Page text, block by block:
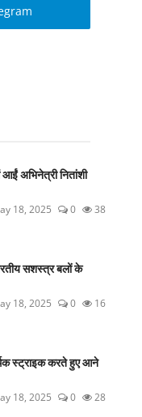
अभिनेत्री नितांशी
18, 2025 0 38
सशस्त्र बलों के
18, 2025 0 16
स्ट्राइक करते हुए आने
18, 2025 0 28